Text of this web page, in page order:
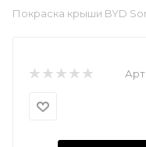
Покраска крыши BYD